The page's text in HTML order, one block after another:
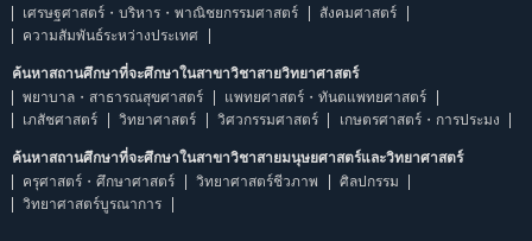
เศรษฐศาสตร์・บริหาร・พาณิชยกรรมศาสตร์
สังคมศาสตร์
ความสัมพันธ์ระหว่างประเทศ
ค้นหาสถานศึกษาที่จะศึกษาในสาขาวิชาสายวิทยาศาสตร์
พยาบาล・สาธารณสุขศาสตร์
แพทยศาสตร์・ทันตแพทยศาสตร์
เภสัชศาสตร์
วิทยาศาสตร์ วิศวกรรมศาสตร์ เกษตรศาสตร์・การประมง
ค้นหาสถานศึกษาที่จะศึกษาในสาขาวิชาสายมนุษยศาสตร์และวิทยาศาสตร์
ครุศาสตร์・ศึกษาศาสตร์
วิทยาศาสตร์ชีวภาพ
ศิลปกรรม
วิทยาศาสตร์บูรณาการ